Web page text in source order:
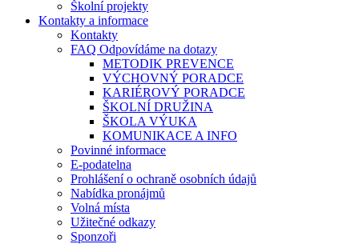
Školní projekty
Kontakty a informace
Kontakty
FAQ Odpovídáme na dotazy
METODIK PREVENCE
VÝCHOVNÝ PORADCE
KARIÉROVÝ PORADCE
ŠKOLNÍ DRUŽINA
ŠKOLA VÝUKA
KOMUNIKACE A INFO
Povinné informace
E-podatelna
Prohlášení o ochraně osobních údajů
Nabídka pronájmů
Volná místa
Užitečné odkazy
Sponzoři